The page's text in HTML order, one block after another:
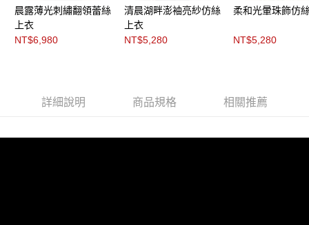
４．使用「AFTEE先享後付」時，將依據個別帳號之用戶狀況，依本公司即
時審查核予不同之上限額度；若仍有額度不足之情形，本公司將視審查結果
請求用戶進行身份認證。
免運費
晨露薄光刺繡翻領蕾絲
上衣
NT$6,980
清晨湖畔澎袖亮紗仿絲
上衣
NT$5,280
柔和光暈珠飾仿
NT$5,280
詳細說明 商品規格 相關推薦